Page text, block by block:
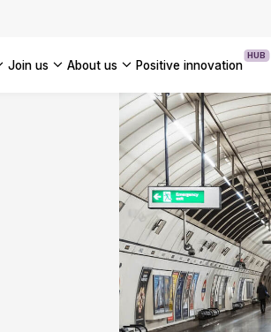
join us about us positive innovation
HUB